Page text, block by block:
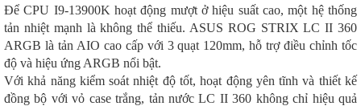
Để CPU I9-13900K hoạt động mượt ở hiệu suất cao, một hệ thống
tản nhiệt mạnh là không thể thiếu. ASUS ROG STRIX LC II 360
ARGB là tản AIO cao cấp với 3 quạt 120mm, hỗ trợ điều chỉnh tốc
độ và hiệu ứng ARGB nổi bật.
Với khả năng kiểm soát nhiệt độ tốt, hoạt động yên tĩnh và thiết kế
đồng bộ với vỏ case trắng, tản nước LC II 360 không chỉ hiệu quả